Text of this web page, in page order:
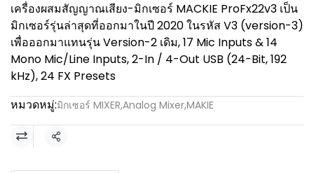
เครื่องผสมสัญญาณเสียง-มิกเซอร์ MACKIE ProFx22v3 เป็น
มิกเซอร์รุ่นล่าสุดที่ออกมาในปี 2020 ในรหัส V3 (version-3)
เพื่อออกมาแทนรุ่น Version-2 เดิม, 17 Mic Inputs & 14
Mono Mic/Line Inputs, 2-In / 4-Out USB (24-Bit, 192
kHz), 24 FX Presets
หมวดหมู่:มิกเซอร์ MIXER,Analog Mixer,MAKIE
แชร์